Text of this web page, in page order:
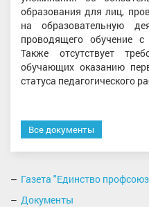
образования для лиц,
на образовательную
проводящего обучение с
Также отсутствует
обучающих оказанию
статуса педагогического
Все документы
Газета "Единство
Документы